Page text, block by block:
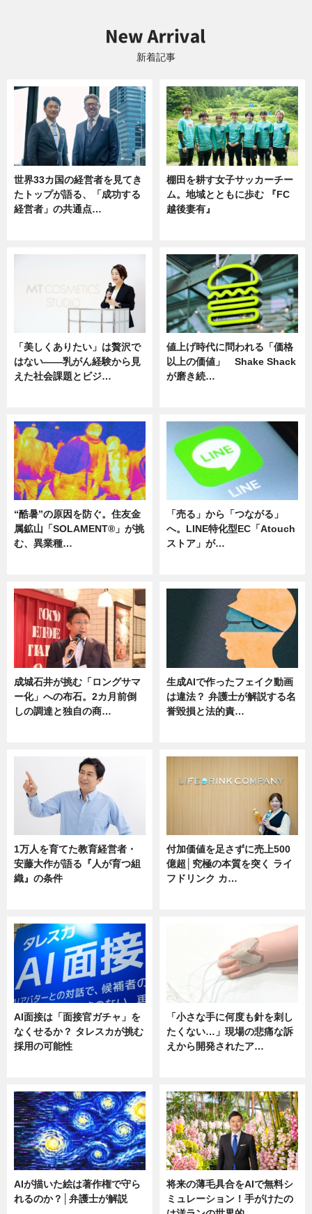
新着記事
世界33カ国の経営者を見てき
たトップが語る、「成功する
経営者」の共通点…
棚田を耕す女子サッカーチー
ム。地域とともに歩む 『FC
越後妻有』
「美しくありたい」は贅沢で
はない――乳がん経験から見
えた社会課題とビジ…
値上げ時代に問われる「価格
以上の価値」 Shake Shack
が磨き続…
“酷暑”の原因を防ぐ。住友金
属鉱山「SOLAMENT®」が挑
む、異業種…
「売る」から「つながる」
へ。LINE特化型EC「Atouch
ストア」が…
成城石井が挑む「ロングサマ
ー化」への布石。2カ月前倒
しの調達と独自の商…
生成AIで作ったフェイク動画
は違法？ 弁護士が解説する名
誉毀損と法的責…
1万人を育てた教育経営者・
安藤大作が語る『人が育つ組
織』の条件
付加価値を足さずに売上500
億超│究極の本質を突く ライ
フドリンク カ…
AI面接は「面接官ガチャ」を
なくせるか？ タレスカが挑む
採用の可能性
「小さな手に何度も針を刺し
たくない…」現場の悲痛な訴
えから開発されたア…
AIが描いた絵は著作権で守ら
れるのか？│弁護士が解説
将来の薄毛具合をAIで無料シ
ミュレーション！手がけたの